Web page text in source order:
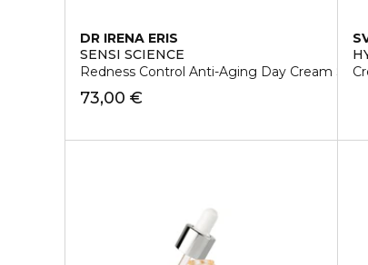
DR IRENA ERIS
SENSI SCIENCE
Redness Control Anti-Aging Day Cream SPF
73,00 €